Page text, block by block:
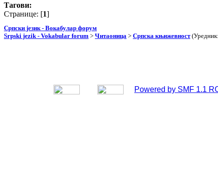
Тагови:
Странице: [1]
Српски језик - Вокабулар форум
Srpski jezik - Vokabular forum > Читаоница > Српска књижевност
Powered by SMF 1.1